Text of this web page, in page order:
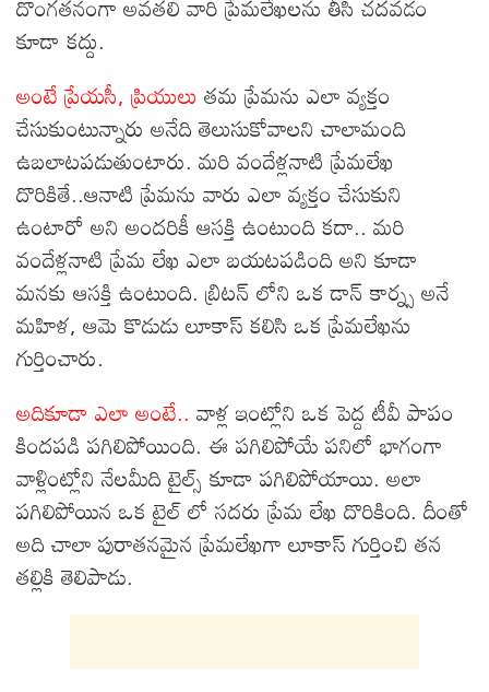
కూడా కద్దు.
అంటే ప్రేయసీ, ప్రియులు తమ ప్రేమను ఎలా వ్యక్తం
చేసుకుంటున్నారు అనేది తెలుసుకోవాలని చాలామంది
ఉబలాటపడుతుంటారు. మరి వందేళ్లనాటి ప్రేమలేఖ
దొరికితే..ఆనాటి ప్రేమను వారు ఎలా వ్యక్తం చేసుకుని
ఉంటారో అని అందరికీ ఆసక్తి ఉంటుంది కదా.. మరి
వందేళ్లనాటి ప్రేమ లేఖ ఎలా బయటపడింది అని కూడా
మనకు ఆసక్తి ఉంటుంది. బ్రిటన్ లోని ఒక డాన్ కార్న్స అనే
మహిళ, ఆమె కొడుడు లూకాస్ కలిసి ఒక ప్రేమలేఖను
గుర్తించారు.
అదికూడా ఎలా అంటే.. వాళ్ల ఇంట్లోని ఒక పెద్ద టీవీ పాపం
కిందపడి పగిలిపోయింది. ఈ పగిలిపోయే పనిలో భాగంగా
వాళ్లింట్లోని నేలమీది టైల్స్ కూడా పగిలిపోయాయి. అలా
పగిలిపోయిన ఒక టైల్ లో సదరు ప్రేమ లేఖ దొరికింది. దీంతో
అది చాలా పురాతనమైన ప్రేమలేఖగా లూకాస్ గుర్తించి తన
తల్లికి తెలిపాడు.